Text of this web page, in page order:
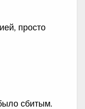
просто
сбитым.